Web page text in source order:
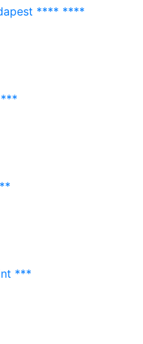
**** ****
***